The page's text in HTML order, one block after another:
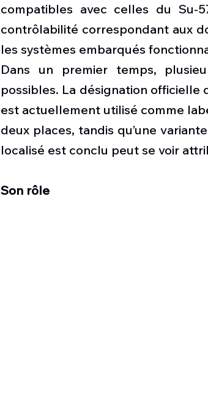
compatibles avec celles du Su-
contrôlabilité correspondant aux
les systèmes embarqués
Dans un premier temps,
possibles. La désignation officielle
est actuellement utilisé comme
deux places, tandis qu’une
localisé est conclu peut se voir
Son rôle